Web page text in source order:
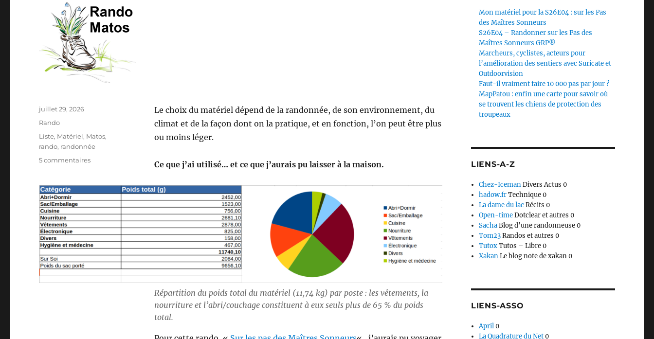
Le choix du matériel dépend de la randonnée, de son environnement, du
climat et de la façon dont on la pratique, et en fonction, l’on peut être plus
ou moins léger.
Ce que j’ai utilisé… et ce que j’aurais pu laisser à la maison.
Répartition du poids total du matériel (11,74 kg) par poste : les vêtements, la
nourriture et l’abri/couchage constituent à eux seuls plus de 65 % du poids
total.
Publié
juillet 29, 2026
Catégories
Rando
Étiquettes
Liste, Matériel, Matos,
rando, randonnée
5 commentairessur
la
:
les
Pas
des
Maîtres
Sonneurs
Mon matériel pour la S26E04 : sur les Pas
des Maîtres Sonneurs
S26E04 – Randonner sur les Pas des
Maîtres Sonneurs GRP®
Marcheurs, cyclistes, acteurs pour
l’amélioration des sentiers avec Suricate et
Outdoorvision
Faut-il vraiment faire 10 000 pas par jour ?
MapPatou : enfin une carte pour savoir où
se trouvent les chiens de protection des
troupeaux
LIENS-A-Z
Chez-IcemanDivers Actus 0
hadow.frTechnique 0
La dame du lac Récits 0
Open-timeDotclear et autres 0
SachaBlog d’une randonneuse 0
Tom23Randos et autres 0
TutoxTutos – Libre 0
XakanLe blog note de xakan 0
LIENS-ASSO
April0
La Quadrature du Net0